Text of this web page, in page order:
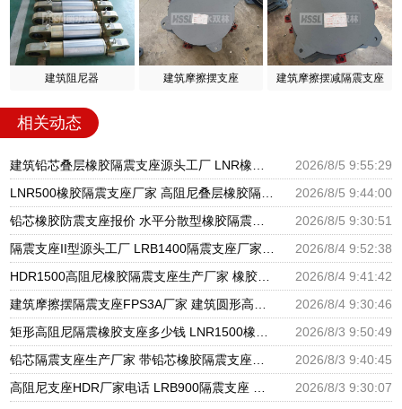
建筑阻尼器 建筑摩擦摆支座 建筑摩擦摆减隔震支座
相关动态
2026/8/5 9:55:29
2026/8/5 9:44:00
2026/8/5 9:30:51
2026/8/4 9:52:38
2026/8/4 9:41:42
2026/8/4 9:30:46
2026/8/3 9:50:49
2026/8/3 9:40:45
2026/8/3 9:30:07